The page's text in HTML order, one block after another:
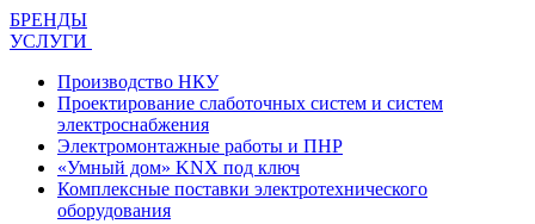
БРЕНДЫ
УСЛУГИ
Производство НКУ
Проектирование слаботочных систем и систем
электроснабжения
Электромонтажные работы и ПНР
«Умный дом» KNX под ключ
Комплексные поставки электротехнического
оборудования